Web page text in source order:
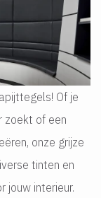
Of je
zoekt of een
onze grijze
tinten en
jouw interieur.